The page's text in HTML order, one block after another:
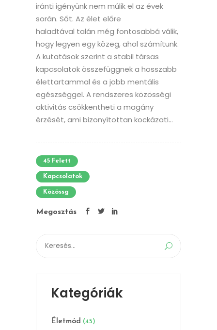
iránti igényünk nem múlik el az évek
során. Sőt. Az élet előre
haladtával talán még fontosabbá válik,
hogy legyen egy közeg, ahol számítunk.
A kutatások szerint a stabil társas
kapcsolatok összefüggnek a hosszabb
élettartammal és a jobb mentális
egészséggel. A rendszeres közösségi
aktivitás csökkentheti a magány
érzését, ami bizonyítottan kockázati...
45 Felett
Kapcsolatok
Közössg
Megosztás
Search
for:
Kategóriák
Életmód (45)